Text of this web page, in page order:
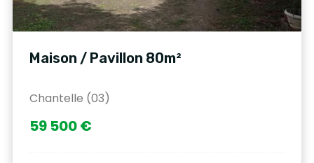
Maison / Pavillon 80m²
Chantelle (03)
59 500 €